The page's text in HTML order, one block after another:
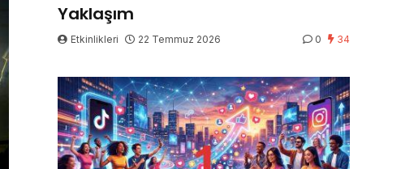
Yaklaşım
Etkinlikleri 22 Temmuz 2026 0 34